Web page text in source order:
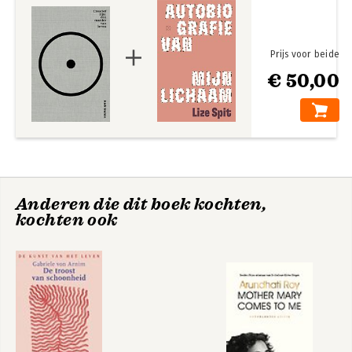
€ 50,00
Prijs voor beide
Anderen die dit boek kochten,
kochten ook